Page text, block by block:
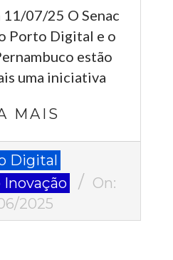
07/25 O Senac
Porto Digital e o
estão
uma iniciativa
MAIS
Digital
Inovação
On:
2025